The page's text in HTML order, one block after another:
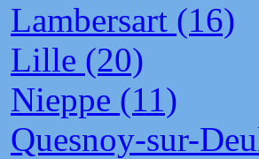
Lambersart (16)
Lille (20)
Nieppe (11)
Quesnoy-sur-